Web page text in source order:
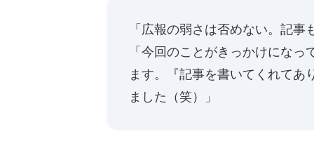
「広報の弱さは否めない。記
「今回のことがきっかけにな
ます。『記事を書いてくれてあ
ました（笑）」